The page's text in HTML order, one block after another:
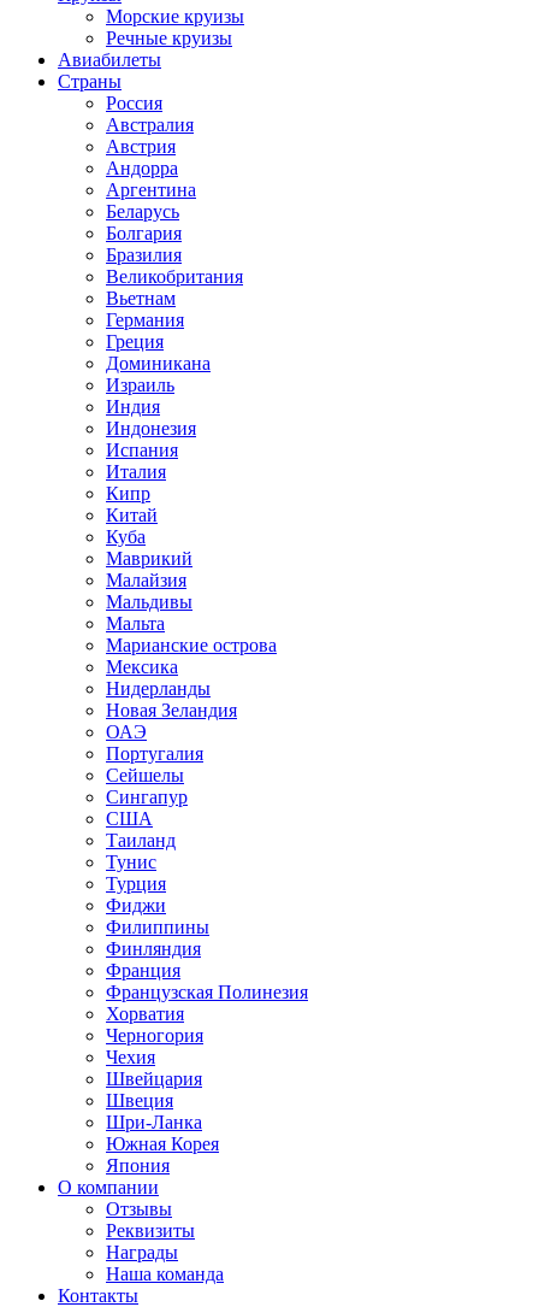
Морские круизы
Речные круизы
Авиабилеты
Страны
Россия
Австралия
Австрия
Андорра
Аргентина
Беларусь
Болгария
Бразилия
Великобритания
Вьетнам
Германия
Греция
Доминикана
Израиль
Индия
Индонезия
Испания
Италия
Кипр
Китай
Куба
Маврикий
Малайзия
Мальдивы
Мальта
Марианские острова
Мексика
Нидерланды
Новая Зеландия
ОАЭ
Португалия
Сейшелы
Сингапур
США
Таиланд
Тунис
Турция
Фиджи
Филиппины
Финляндия
Франция
Французская Полинезия
Хорватия
Черногория
Чехия
Швейцария
Швеция
Шри-Ланка
Южная Корея
Япония
О компании
Отзывы
Реквизиты
Награды
Наша команда
Контакты